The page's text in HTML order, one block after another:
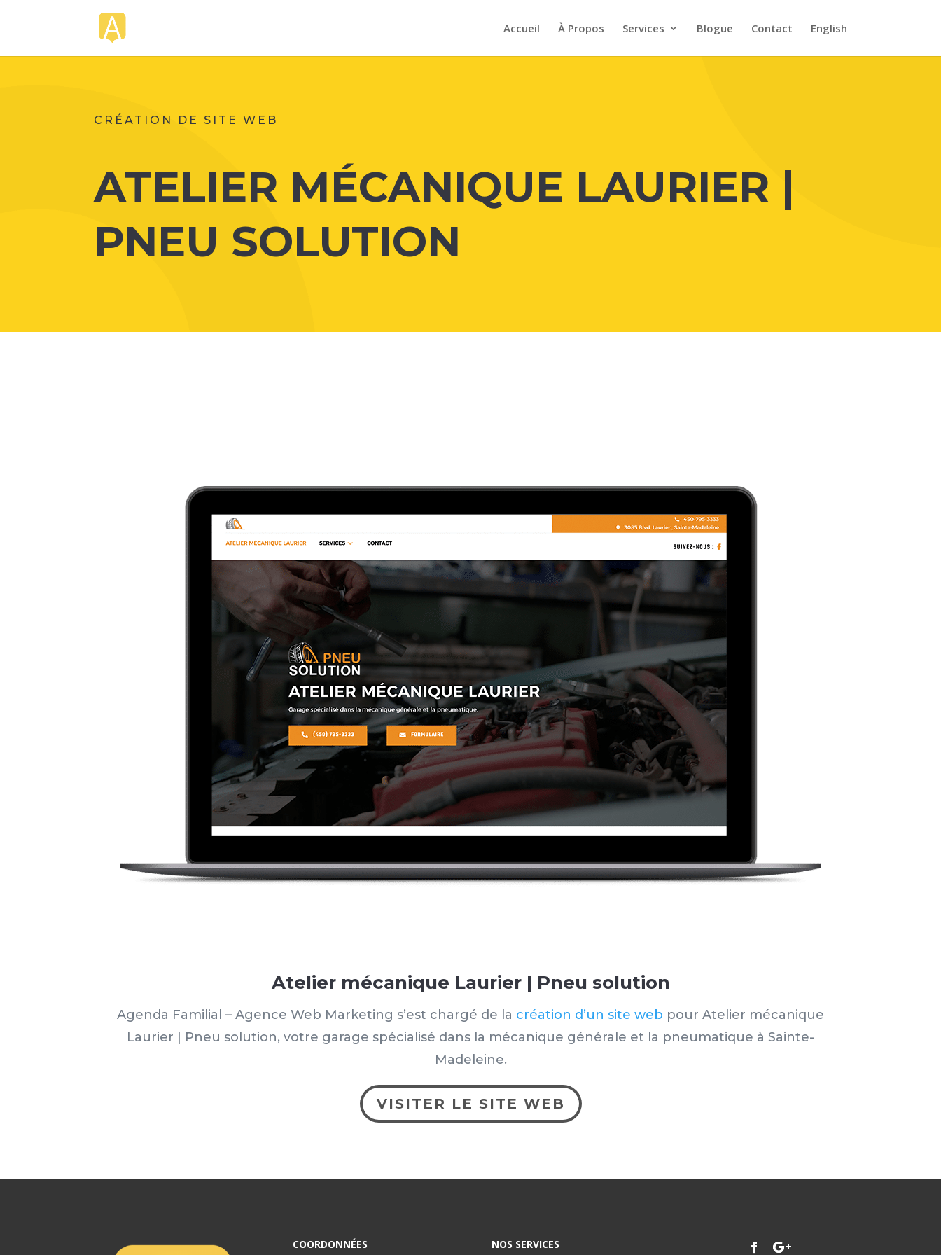
Accueil À Propos Services Blogue Contact English
CRÉATION DE SITE WEB
ATELIER MÉCANIQUE LAURIER |
PNEU SOLUTION
Atelier mécanique Laurier | Pneu solution
Agenda Familial – Agence Web Marketing s’est chargé de la création d’un site web pour Atelier mécanique
Laurier | Pneu solution, votre garage spécialisé dans la mécanique générale et la pneumatique à Sainte-
Madeleine.
VISITER LE SITE WEB
COORDONNÉES
NOS SERVICES